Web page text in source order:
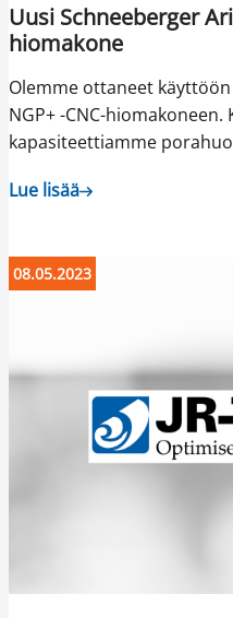
Uusi Schneeberger
hiomakone
Olemme ottaneet
NGP+ -CNC-hiomakoneen.
kapasiteettiamme
Lue lisää
08.05.2023